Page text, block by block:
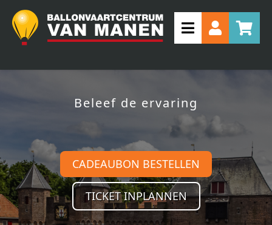
Beleef de ervaring
CADEAUBON BESTELLEN
TICKET INPLANNEN